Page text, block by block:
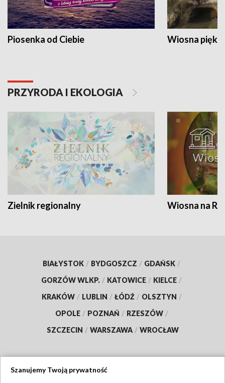
Piosenka od Ciebie Wiosna
PRZYRODA I EKOLOGIA
Zielnik regionalny Wiosna na
BIAŁYSTOK / BYDGOSZCZ / GDAŃSK /
GORZÓW WLKP. / KATOWICE / KIELCE /
KRAKÓW / LUBLIN / ŁÓDŹ / OLSZTYN /
OPOLE / POZNAŃ / RZESZÓW /
SZCZECIN / WARSZAWA / WROCŁAW
Szanujemy Twoją prywatność